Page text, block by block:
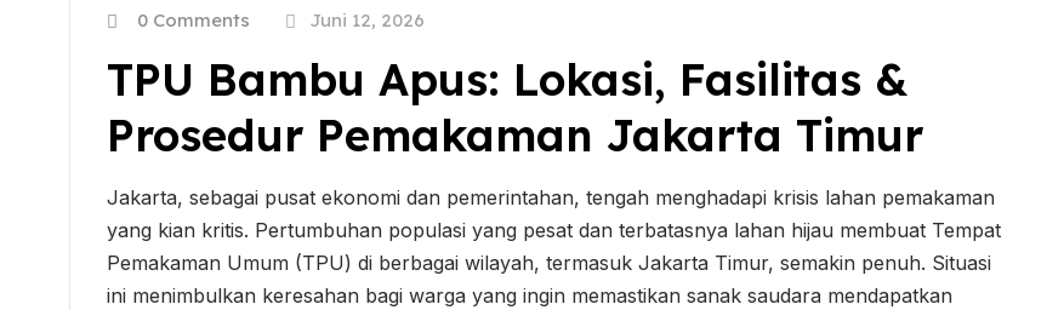
0 Comments Juni 12, 2026
TPU Bambu Apus: Lokasi, Fasilitas &
Prosedur Pemakaman Jakarta Timur
Jakarta, sebagai pusat ekonomi dan pemerintahan, tengah menghadapi krisis lahan pemakaman
yang kian kritis. Pertumbuhan populasi yang pesat dan terbatasnya lahan hijau membuat Tempat
Pemakaman Umum (TPU) di berbagai wilayah, termasuk Jakarta Timur, semakin penuh. Situasi
ini menimbulkan keresahan bagi warga yang ingin memastikan sanak saudara mendapatkan